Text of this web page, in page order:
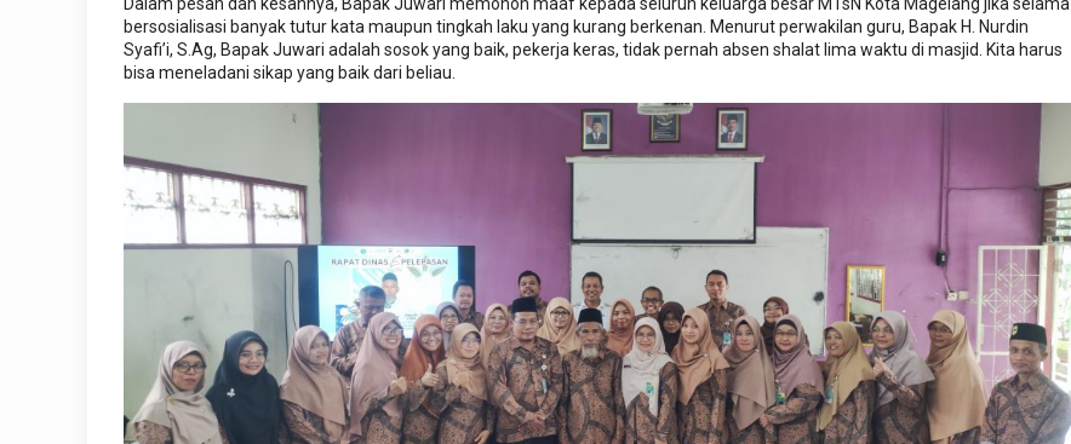
Dalam pesan dan kesannya, Bapak Juwari memohon maaf kepada seluruh keluarga besar MTsN Kota Magelang jika selama
bersosialisasi banyak tutur kata maupun tingkah laku yang kurang berkenan. Menurut perwakilan guru, Bapak H. Nurdin
Syafi’i, S.Ag, Bapak Juwari adalah sosok yang baik, pekerja keras, tidak pernah absen shalat lima waktu di masjid. Kita harus
bisa meneladani sikap yang baik dari beliau.